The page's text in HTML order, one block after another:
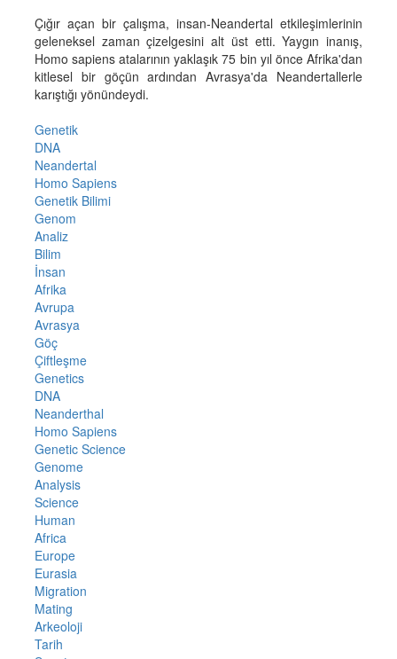
Çığır açan bir çalışma, insan-Neandertal etkileşimlerinin
geleneksel zaman çizelgesini alt üst etti. Yaygın inanış,
Homo sapiens atalarının yaklaşık 75 bin yıl önce Afrika'dan
kitlesel bir göçün ardından Avrasya'da Neandertallerle
karıştığı yönündeydi.
Genetik
DNA
Neandertal
Homo Sapiens
Genetik Bilimi
Genom
Analiz
Bilim
İnsan
Afrika
Avrupa
Avrasya
Göç
Çiftleşme
Genetics
DNA
Neanderthal
Homo Sapiens
Genetic Science
Genome
Analysis
Science
Human
Africa
Europe
Eurasia
Migration
Mating
Arkeoloji
Tarih